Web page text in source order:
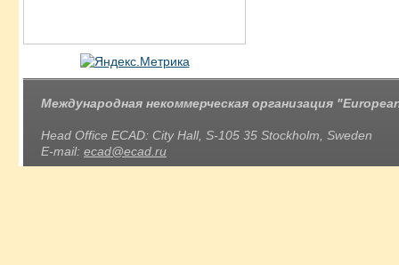
Международная некоммерческая организация
Head Office ECAD: City Hall, S-105 35 Stockholm, Sweden
E-mail: ecad@ecad.ru